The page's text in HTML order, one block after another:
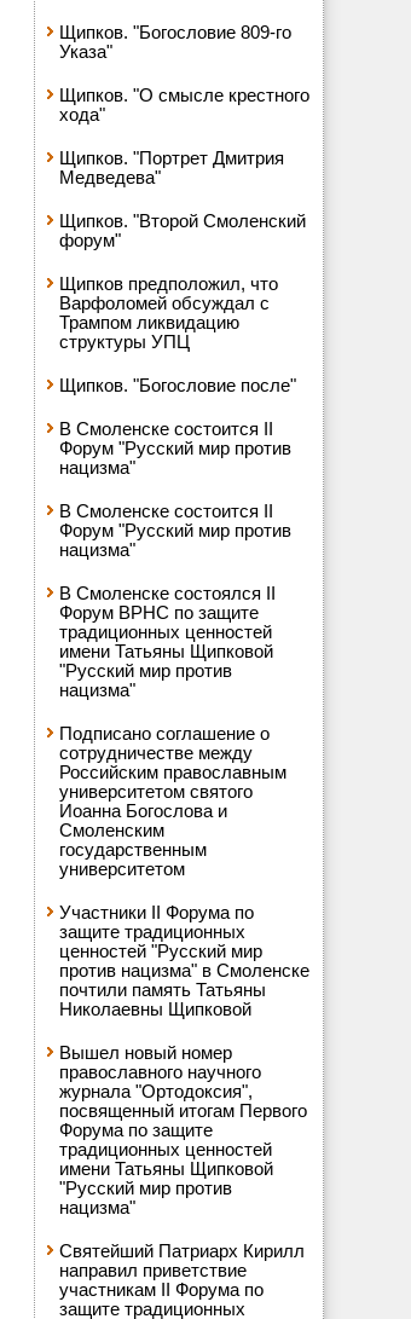
Щипков. "Богословие 809-го
Указа"
Щипков. "О смысле крестного
хода"
Щипков. "Портрет Дмитрия
Медведева"
Щипков. "Второй Смоленский
форум"
Щипков предположил, что
Варфоломей обсуждал с
Трампом ликвидацию
структуры УПЦ
Щипков. "Богословие после"
В Смоленске состоится II
Форум "Русский мир против
нацизма"
В Смоленске состоится II
Форум "Русский мир против
нацизма"
В Смоленске состоялся II
Форум ВРНС по защите
традиционных ценностей
имени Татьяны Щипковой
"Русский мир против
нацизма"
Подписано соглашение о
сотрудничестве между
Российским православным
университетом святого
Иоанна Богослова и
Смоленским
государственным
университетом
Участники II Форума по
защите традиционных
ценностей "Русский мир
против нацизма" в Смоленске
почтили память Татьяны
Николаевны Щипковой
Вышел новый номер
православного научного
журнала "Ортодоксия",
посвященный итогам Первого
Форума по защите
традиционных ценностей
имени Татьяны Щипковой
"Русский мир против
нацизма"
Святейший Патриарх Кирилл
направил приветствие
участникам II Форума по
защите традиционных